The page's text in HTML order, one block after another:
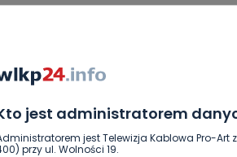
jest administratorem
jest Telewizja Kablowa Pro-Art
przy ul. Wolności 19.
Został nim
w ostrowie wielkopolskim